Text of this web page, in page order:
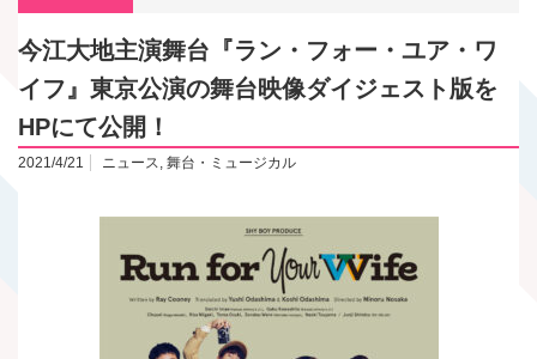
今江大地主演舞台『ラン・フォー・ユア・ワ
イフ』東京公演の舞台映像ダイジェスト版を
HPにて公開！
2021/4/21 ニュース, 舞台・ミュージカル